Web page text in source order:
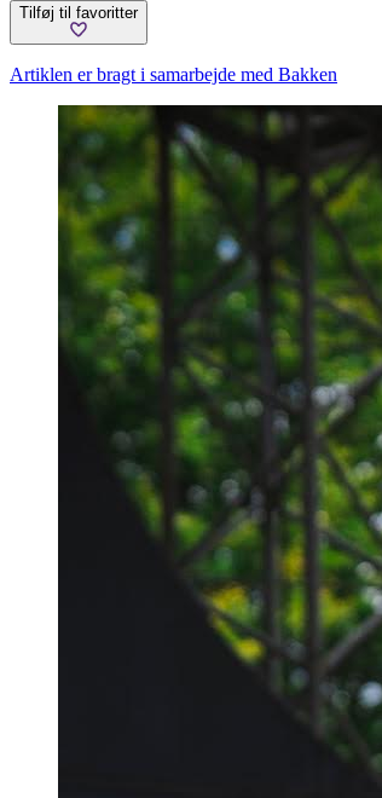
Tilføj til favoritter
Artiklen er bragt i samarbejde med Bakken